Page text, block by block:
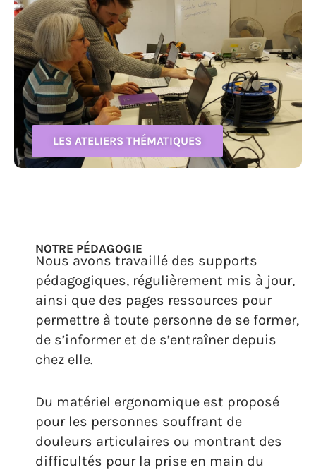
LES ATELIERS THÉMATIQUES
NOTRE PÉDAGOGIE
Nous avons travaillé des supports
pédagogiques, régulièrement mis à jour,
ainsi que des pages ressources pour
permettre à toute personne de se former,
de s’informer et de s’entraîner depuis
chez elle.
Du matériel ergonomique est proposé
pour les personnes souffrant de
douleurs articulaires ou montrant des
difficultés pour la prise en main du